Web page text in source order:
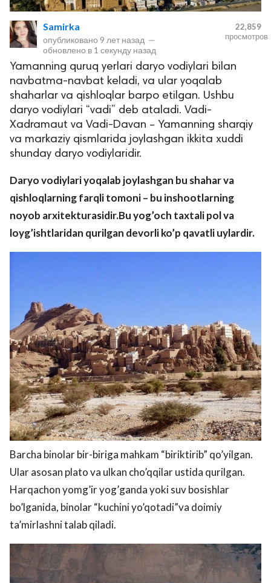
защищены.
Samirka
опубликовано 9 лет назад —
обновлено в 1 секунду назад
22,859
просмотров
Yamanning quruq yerlari daryo vodiylari bilan
navbatma-navbat keladi, va ular yoqalab
shaharlar va qishloqlar barpo etilgan. Ushbu
daryo vodiylari “vadi” deb ataladi. Vadi-
Xadramaut va Vadi-Davan – Yamanning sharqiy
va markaziy qismlarida joylashgan ikkita xuddi
shunday daryo vodiylaridir.
Daryo vodiylari yoqalab joylashgan bu shahar va
qishloqlarning farqli tomoni – bu inshootlarning
noyob arxitekturasidir.Bu yog’och taxtali pol va
loyg’ishtlaridan qurilgan devorli ko’p qavatli uylardir.
Barcha binolar bir-biriga mahkam “biriktirib” qo’yilgan.
Ular asosan plato va ulkan cho’qqilar ustida qurilgan.
Harqachon yomg’ir yog’ganda yoki suv bosishlar
bo’lganida, binolar “kuchini yo’qotadi”va doimiy
ta’mirlashni talab qiladi.